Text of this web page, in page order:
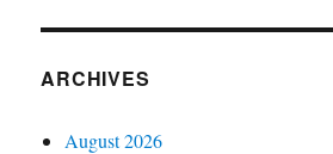
ARCHIVES
August 2026